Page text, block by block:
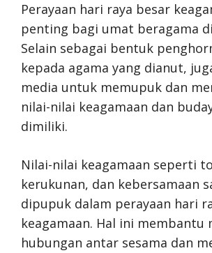
Perayaan hari raya besar
penting bagi umat beragama
Selain sebagai bentuk
kepada agama yang dianut,
media untuk memupuk dan
nilai-nilai keagamaan dan
dimiliki.
Nilai-nilai keagamaan seperti
kerukunan, dan kebersamaan
dipupuk dalam perayaan hari
keagamaan. Hal ini membantu
hubungan antar sesama dan